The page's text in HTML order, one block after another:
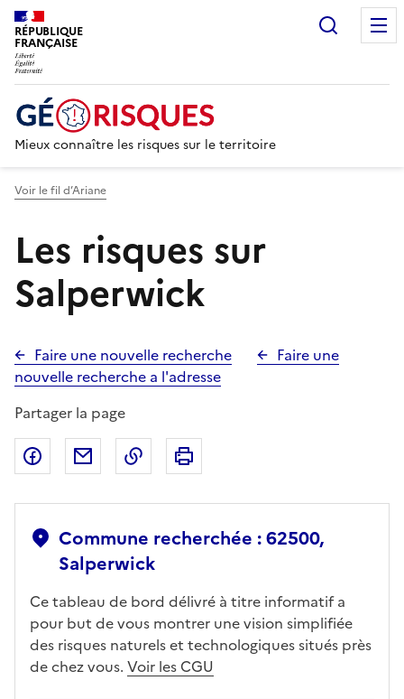
RÉPUBLIQUE
FRANÇAISE
Mieux connaître les risques sur le territoire
Voir le fil d’Ariane
Les risques sur
Salperwick
Faire une nouvelle recherche
Faire une
nouvelle recherche a l'adresse
Partager la page
Partager sur Facebook
Partager par emailCopier dans le presse-papier
Commune recherchée : 62500,
Salperwick
Ce tableau de bord délivré à titre informatif a
pour but de vous montrer une vision simplifiée
des risques naturels et technologiques situés près
de chez vous. Voir les CGU